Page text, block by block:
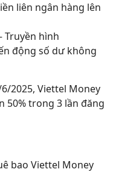
liên ngân hàng lên
Truyền hình
động số dư không
2025, Viettel Money
trong 3 lần đăng
bao Viettel Money